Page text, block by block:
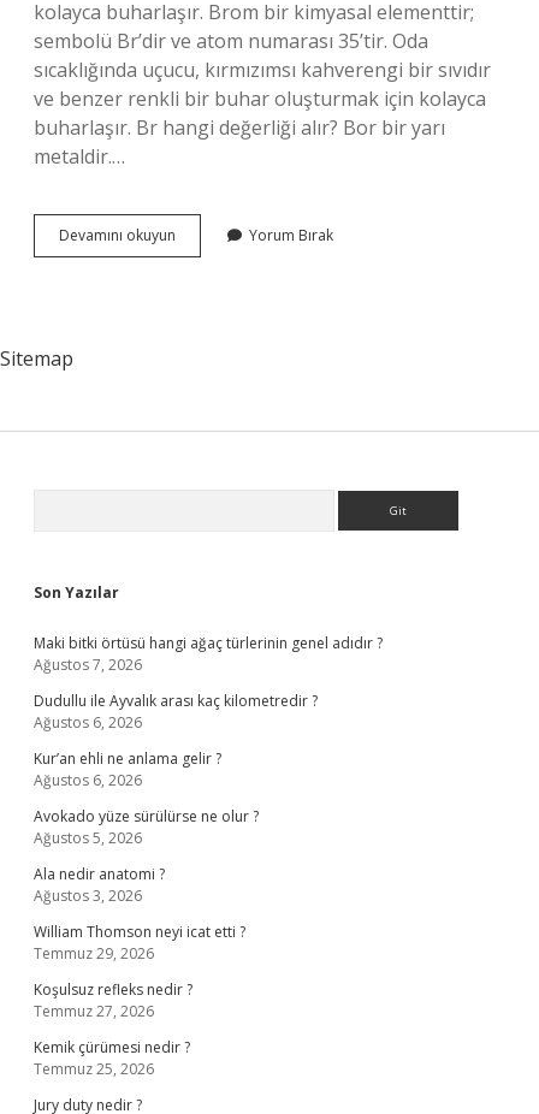
kolayca buharlaşır. Brom bir kimyasal elementtir;
sembolü Br’dir ve atom numarası 35’tir. Oda
sıcaklığında uçucu, kırmızımsı kahverengi bir sıvıdır
ve benzer renkli bir buhar oluşturmak için kolayca
buharlaşır. Br hangi değerliği alır? Bor bir yarı
metaldir.…
Devamını okuyun
Ne
Yorum Bırak
Sitemap
Son Yazılar
Maki bitki örtüsü hangi ağaç türlerinin genel adıdır ?
Ağustos 7, 2026
Dudullu ile Ayvalık arası kaç kilometredir ?
Ağustos 6, 2026
Kur’an ehli ne anlama gelir ?
Ağustos 6, 2026
Avokado yüze sürülürse ne olur ?
Ağustos 5, 2026
Ala nedir anatomi ?
Ağustos 3, 2026
William Thomson neyi icat etti ?
Temmuz 29, 2026
Koşulsuz refleks nedir ?
Temmuz 27, 2026
Kemik çürümesi nedir ?
Temmuz 25, 2026
Jury duty nedir ?